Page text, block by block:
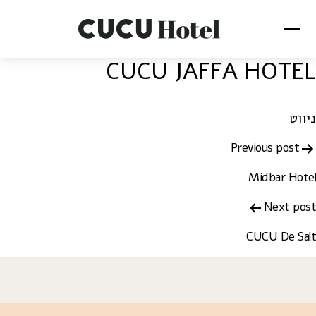
CUCU JAFFA HOTEL
ניווט
Previous post
Midbar Hotel
Next post
CUCU De Salt